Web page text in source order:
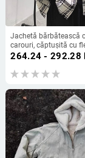
Jachetă bărbătească
carouri, căptușită cu
lejeră, guler rever,
nasturi pe o singură
iarnă
264.24 - 292.28